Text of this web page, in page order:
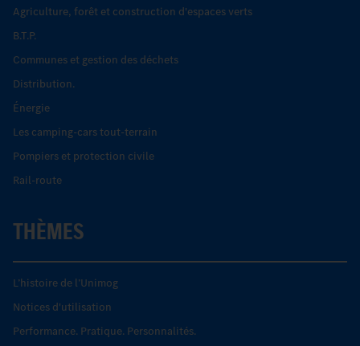
Agriculture, forêt et construction d'espaces verts
B.T.P.
Communes et gestion des déchets
Distribution.
Énergie
Les camping-cars tout-terrain
Pompiers et protection civile
Rail-route
THÈMES
L’histoire de l’Unimog
Notices d'utilisation
Performance. Pratique. Personnalités.